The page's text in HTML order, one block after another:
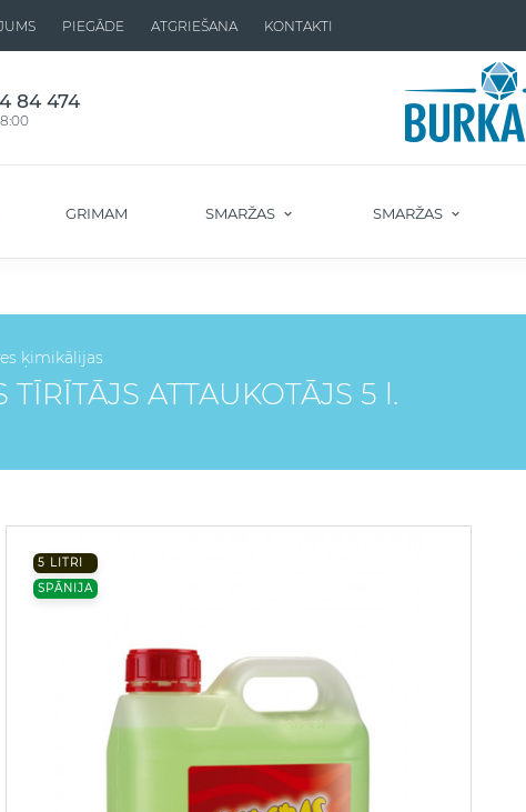
PIEGĀDE ATGRIEŠANA KONTAKTI
84 474
GRIMAM SMARŽAS SMARŽAS
ķimikālijas
TĪRĪTĀJS ATTAUKOTĀJS 5 l.
5 LITRI
SPĀNIJA